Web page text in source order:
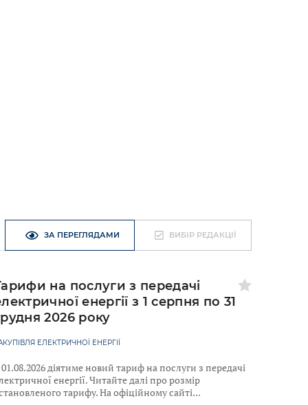
ЗА ПЕРЕГЛЯДАМИ ВИБІР РЕДАКЦІЇ
на послуги з передачі
енергії з 1 серпня по 31
2026 року
ЕЛЕКТРИЧНОЇ ЕНЕРГІЇ
діятиме новий тариф на послуги з передачі
енергії. Читайте далі про розмір
тарифу. На офіційному сайті